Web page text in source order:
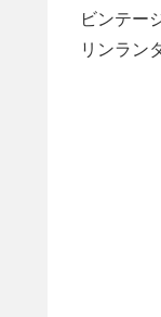
ビンテー
リンラン